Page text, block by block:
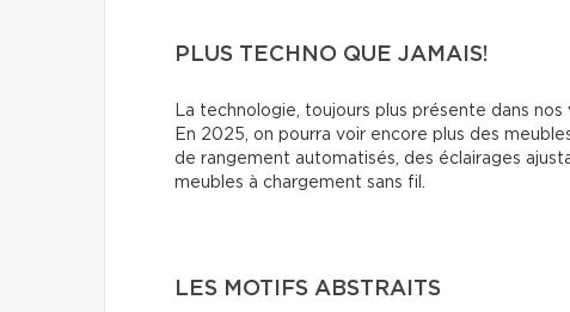
PLUS TECHNO QUE JAMAIS!
La technologie, toujours plus présente dans
En 2025, on pourra voir encore plus des
de rangement automatisés, des éclairages
meubles à chargement sans fil.
LES MOTIFS ABSTRAITS